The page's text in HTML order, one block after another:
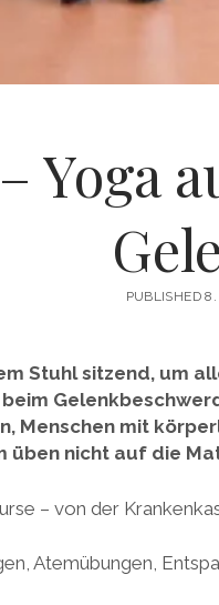
Yoga
PUBLISHED
Stuhl sitzend, um
Menschen mit
üben nicht auf die
– von der
Atemübungen,